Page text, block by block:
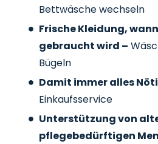
Bettwäsche wechseln
Frische Kleidung,
gebraucht wird –
Bügeln
Damit immer alles
Einkaufsservice
Unterstützung von
pflegebedürftigen